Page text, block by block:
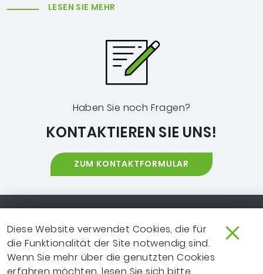
Diese Website verwendet Cookies, die für
die Funktionalität der Site notwendig sind.
Wenn Sie mehr über die genutzten Cookies
LESEN SIE MEHR
Haben Sie noch Fragen?
KONTAKTIEREN SIE UNS!
ZUM KONTAKTFORMULAR
SO ERREICHEN SIE UNS
EXTRANET
IMPRESSUM
NEWSLETTER
LEICHTE SPRACHE
DATENSCHUTZ